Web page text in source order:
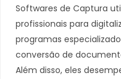
Softwares de Captura
profissionais para
programas
conversão de
Além disso, eles